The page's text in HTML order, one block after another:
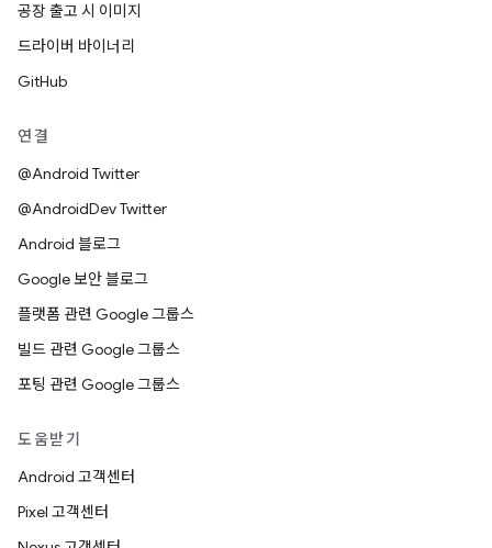
공장 출고 시 이미지
드라이버 바이너리
GitHub
연결
@Android Twitter
@AndroidDev Twitter
Android 블로그
Google 보안 블로그
플랫폼 관련 Google 그룹스
빌드 관련 Google 그룹스
포팅 관련 Google 그룹스
도움받기
Android 고객센터
Pixel 고객센터